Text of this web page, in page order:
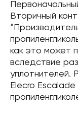
Вторичный
как это может
вследствие
уплотнителей.
Elecro Escalade